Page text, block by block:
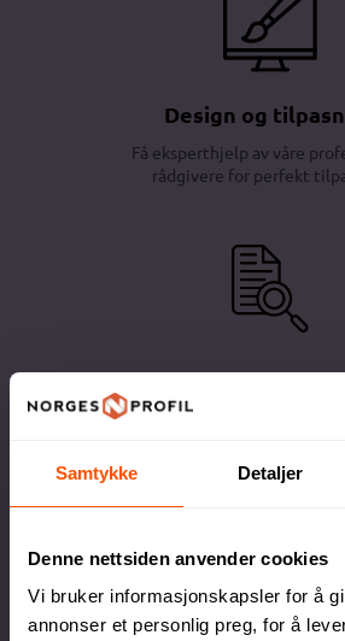
Samtykke Detaljer
Denne nettsiden anvender cookies
Vi bruker informasjonskapsler for å
annonser et personlig preg, for å
Design og
Få eksperthjelp av våre
rådgivere for perfekt
Full kontroll
Du godkjenner alltid korrektur